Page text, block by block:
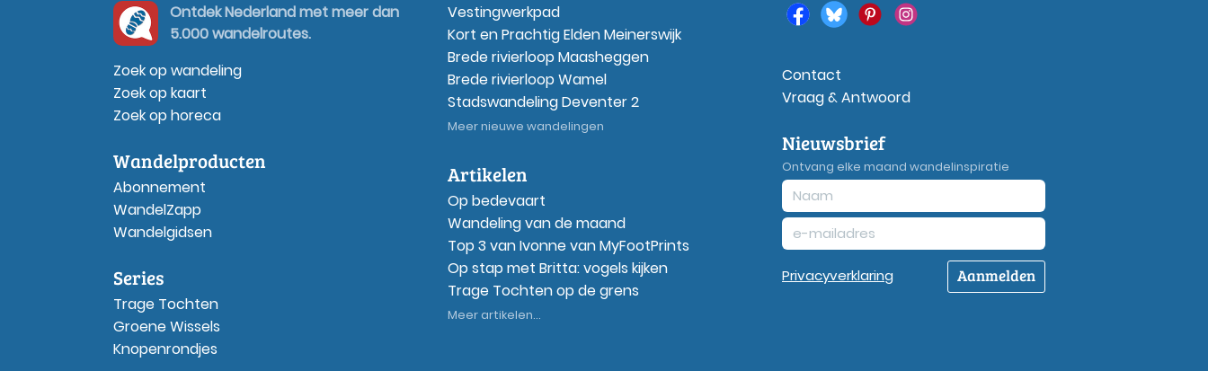
Ontdek Nederland met meer dan
5.000 wandelroutes.
Zoek op wandeling
Zoek op kaart
Zoek op horeca
Wandelproducten
Abonnement
WandelZapp
Wandelgidsen
Series
Trage Tochten
Groene Wissels
Knopenrondjes
Vestingwerkpad
Kort en Prachtig Elden Meinerswijk
Brede rivierloop Maasheggen
Brede rivierloop Wamel
Stadswandeling Deventer 2
Meer nieuwe wandelingen
Artikelen
Op bedevaart
Wandeling van de maand
Top 3 van Ivonne van MyFootPrints
Op stap met Britta: vogels kijken
Trage Tochten op de grens
Meer artikelen...
Contact
Vraag & Antwoord
Nieuwsbrief
Ontvang elke maand wandelinspiratie
Privacyverklaring Aanmelden